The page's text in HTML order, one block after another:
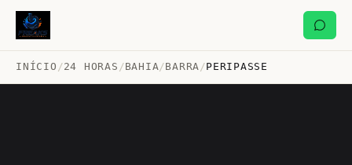
INÍCIO /24 HORAS /BAHIA/BARRA /PERIPASSE